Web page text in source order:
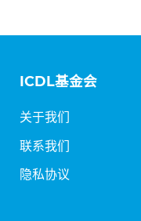
ICDL基金会
关于我们
联系我们
隐私协议